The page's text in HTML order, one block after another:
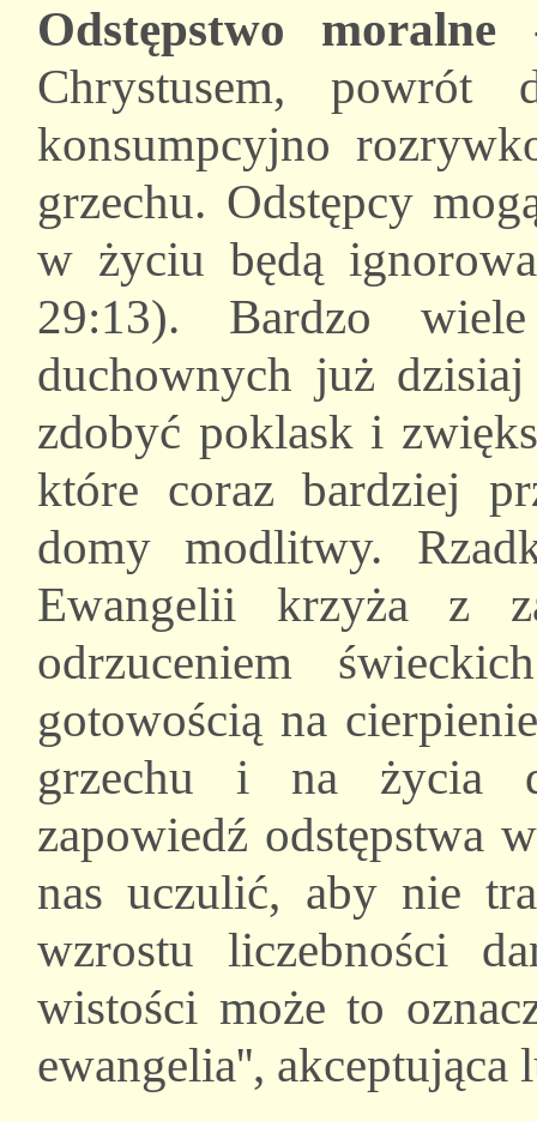
Odstępstwo moralne
Chrystusem, powrót
konsumpcyjno
grzechu. Odstępcy
w życiu będą
29:13). Bardzo
duchownych już
zdobyć poklask i
które coraz bardziej
domy modlitwy.
Ewangelii krzyża z
odrzuceniem
gotowością na
grzechu i na życia
zapowiedź odstępstwa
nas uczulić, aby nie
wzrostu liczebności
wistości może to
ewangelia'',